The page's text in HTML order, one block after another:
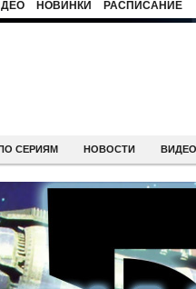
НОВИНКИ РАСПИСАНИЕ
СЕРИЯМ НОВОСТИ ВИДЕО